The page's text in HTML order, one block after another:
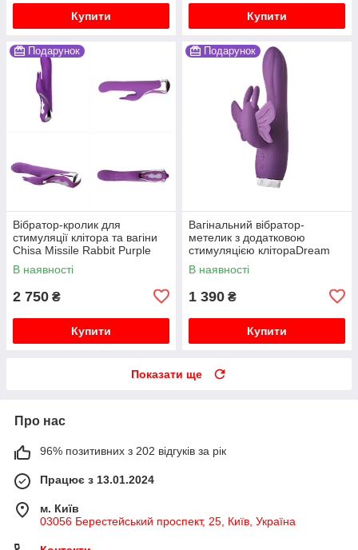
Купити Купити
Подарунок
Вібратор-кролик для
стимуляції клітора та вагіни
Chisa Missile Rabbit Purple
В наявності
2 750 ₴
Купити
Подарунок
Вагінальний вібратор-
метелик з додатковою
стимуляцією клітораDream
Toys FLIRTS BUTTERFLY
VIBRATOR PURPLE
В наявності
1 390 ₴
Купити
Показати ще
Про нас
96% позитивних з 202 відгуків за рік
Працює з 13.01.2024
м. Київ
03056 Берестейський проспект, 25, Київ, Україна